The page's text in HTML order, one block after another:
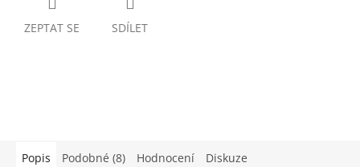
ZEPTAT SE SDÍLET
Popis Podobné (8) Hodnocení Diskuze